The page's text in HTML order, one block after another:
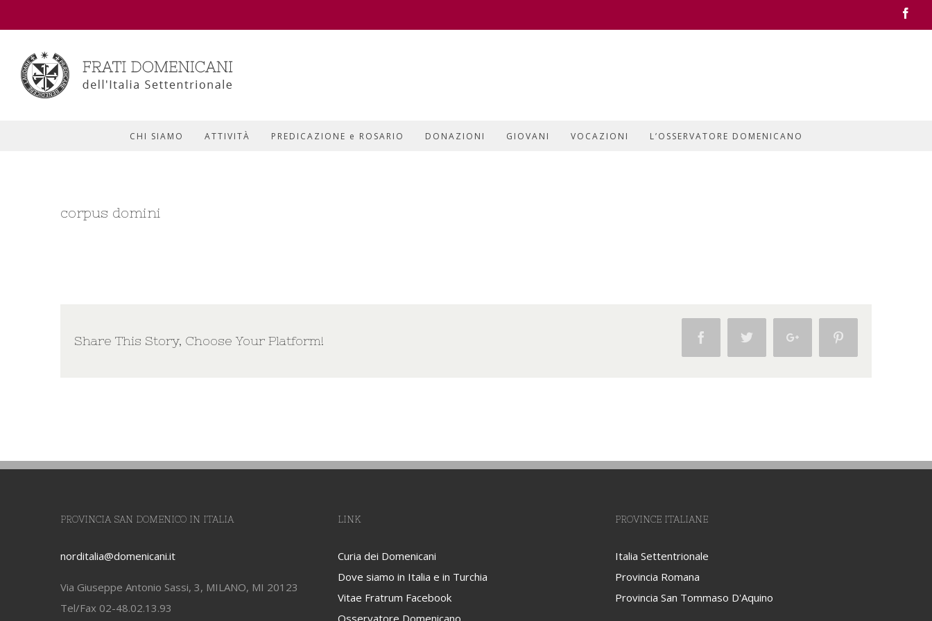
CHI SIAMO ATTIVITÀ PREDICAZIONE e ROSARIO DONAZIONI GIOVANI VOCAZIONI L’OSSERVATORE DOMENICANO
corpus domini
Share This Story, Choose Your Platform! Facebook Twitter Google+
PROVINCIA SAN DOMENICO IN ITALIA
norditalia@domenicani.it
Via Giuseppe Antonio Sassi, 3, MILANO, MI 20123
Tel/Fax 02-48.02.13.93
LINK
Curia dei Domenicani
Dove siamo in Italia e in Turchia
Vitae Fratrum Facebook
Osservatore Domenicano
PROVINCE ITALIANE
Italia Settentrionale
Provincia Romana
Provincia San Tommaso D'Aquino